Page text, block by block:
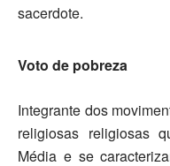
sacerdote.
Voto de pobreza
Integrante dos
religiosas religiosas
Média e se